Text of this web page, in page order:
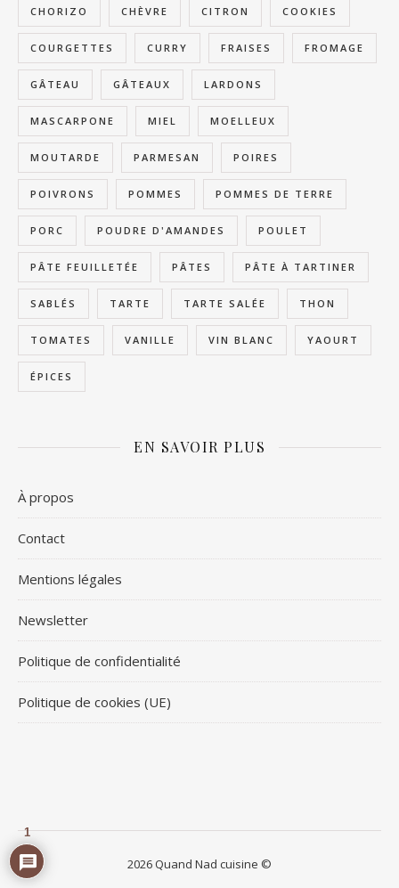
CHORIZO CHÈVRE CITRON COOKIES
COURGETTES CURRY FRAISES FROMAGE
GÂTEAU GÂTEAUX LARDONS
MASCARPONE MIEL MOELLEUX
MOUTARDE PARMESAN POIRES
POIVRONS POMMES POMMES DE TERRE
PORC POUDRE D'AMANDES POULET
PÂTE FEUILLETÉE PÂTES PÂTE À TARTINER
SABLÉS TARTE TARTE SALÉE THON
TOMATES VANILLE VIN BLANC YAOURT
ÉPICES
EN SAVOIR PLUS
À propos
Contact
Mentions légales
Newsletter
Politique de confidentialité
Politique de cookies (UE)
2026 Quand Nad cuisine ©
1